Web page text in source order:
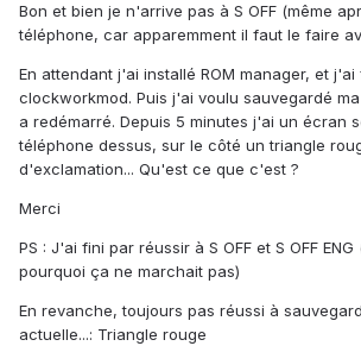
Bon et bien je n'arrive pas à S OFF (même
téléphone, car apparemment il faut le faire
En attendant j'ai installé ROM manager, et
clockworkmod. Puis j'ai voulu sauvegardé
a redémarré. Depuis 5 minutes j'ai un écran
téléphone dessus, sur le côté un triangle
d'exclamation... Qu'est ce que c'est ?
Merci
PS : J'ai fini par réussir à S OFF et S OFF
pourquoi ça ne marchait pas)
En revanche, toujours pas réussi à
actuelle...: Triangle rouge